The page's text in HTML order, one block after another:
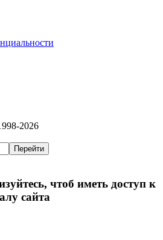
2026
чтоб иметь доступ к
сайта